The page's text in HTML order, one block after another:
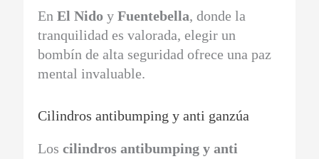
EnEl Nido yFuentebella, donde la
tranquilidad es valorada, elegir un
bombín de alta seguridad ofrece una paz
mental invaluable.
Cilindros antibumping y anti ganzúa
Loscilindros antibumping y anti